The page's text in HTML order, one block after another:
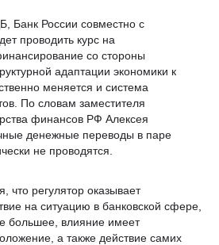
Банк России совместно с
проводить курс на
со стороны
адаптации экономики к
меняется и система
По словам заместителя
финансов РФ Алексея
денежные переводы в паре
не проводятся.
что регулятор оказывает
на ситуацию в банковской сфере,
большее, влияние имеет
а также действие самих